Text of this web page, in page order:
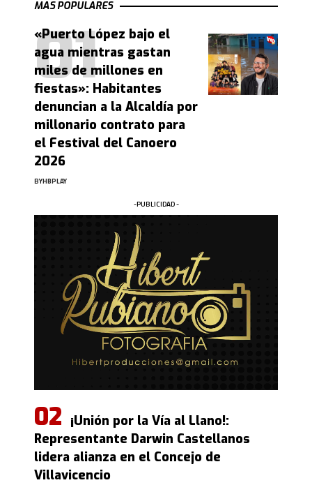
MAS POPULARES
«Puerto López bajo el
agua mientras gastan
miles de millones en
fiestas»: Habitantes
denuncian a la Alcaldía por
millonario contrato para
el Festival del Canoero
2026
BYHBPLAY
-PUBLICIDAD -
¡Unión por la Vía al Llano!:
Representante Darwin Castellanos
lidera alianza en el Concejo de
Villavicencio